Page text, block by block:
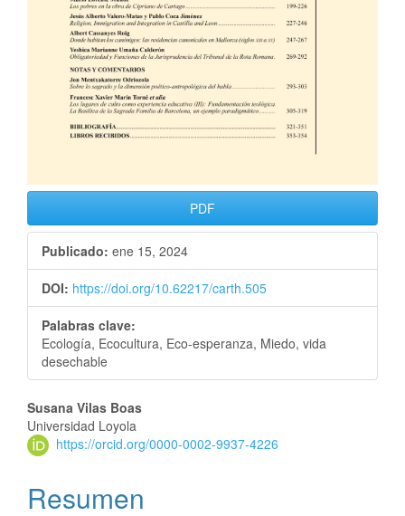
PDF
Publicado: ene 15, 2024
DOI: https://doi.org/10.62217/carth.505
Palabras clave:
Ecología, Ecocultura, Eco-esperanza, Miedo, vida
desechable
Susana Vilas Boas
Universidad Loyola
https://orcid.org/0000-0002-9937-4226
Resumen